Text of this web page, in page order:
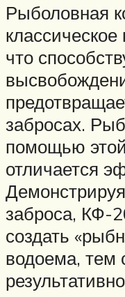
Рыболовная
классическое
что
забросах.
помощью
отличается
заброса, КФ-
создать
водоема, тем